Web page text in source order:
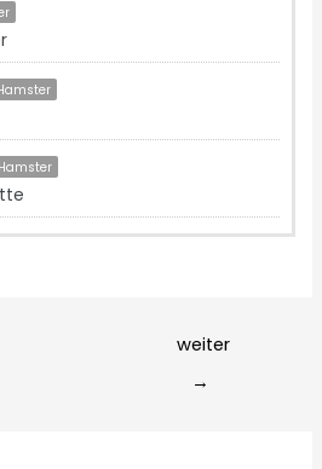
Hamster
weiter
→